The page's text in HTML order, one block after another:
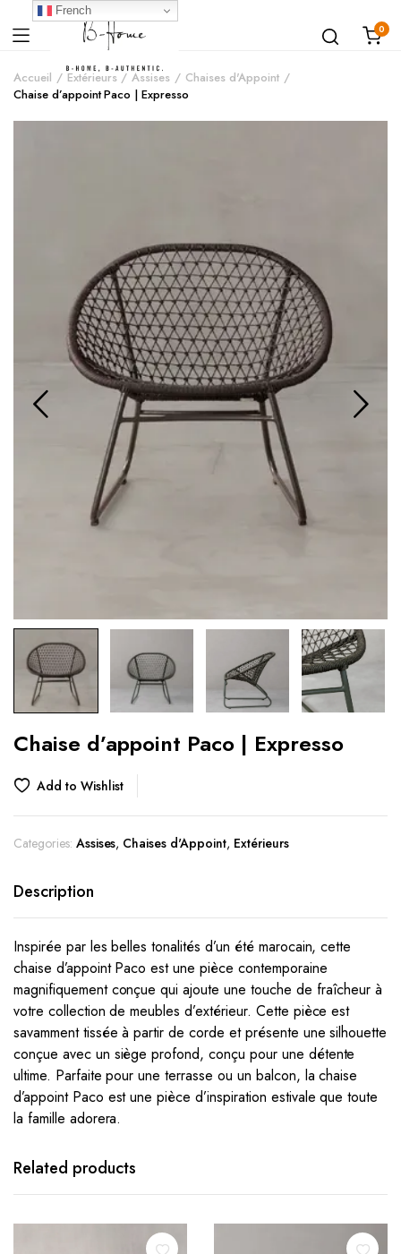
0
Accueil Extérieurs Assises
Chaises d'Appoint
Chaise d’appoint Paco | Expresso
Chaise d’appoint Paco | Expresso
Add to Wishlist
Categories: Assises, Chaises d'Appoint, Extérieurs
Description
Inspirée par les belles tonalités d’un été marocain, cette
chaise d’appoint Paco est une pièce contemporaine
magnifiquement conçue qui ajoute une touche de fraîcheur à
votre collection de meubles d’extérieur. Cette pièce est
savamment tissée à partir de corde et présente une silhouette
conçue avec un siège profond, conçu pour une détente
ultime. Parfaite pour une terrasse ou un balcon, la chaise
d’appoint Paco est une pièce d’inspiration estivale que toute
la famille adorera.
Related products
French